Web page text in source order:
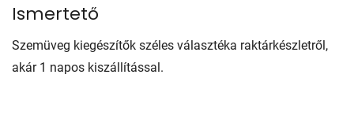
Ismertető
Szemüveg kiegészítők széles választéka raktárkészletről,
akár 1 napos kiszállítással.